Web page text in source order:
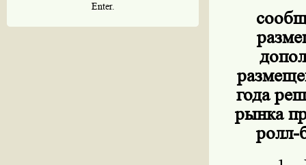
Enter.
года
рынка
ролл-